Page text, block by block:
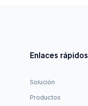
Enlaces rápidos
Solución
Productos